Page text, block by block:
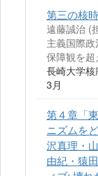
第三の核
遠藤誠治 (
主義国際
保障観を超
長崎大学
3月
第４章「
ニズムを
沢真理・
由紀・猿